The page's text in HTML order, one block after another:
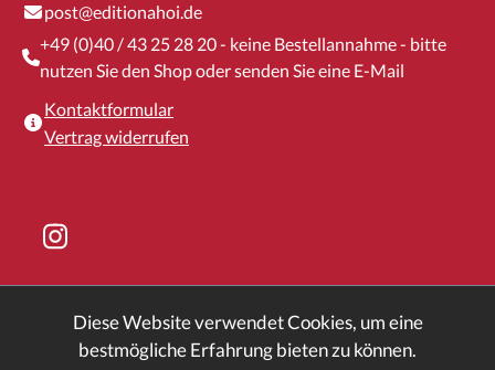
post@editionahoi.de
+49 (0)40 / 43 25 28 20 - keine Bestellannahme - bitte
nutzen Sie den Shop oder senden Sie eine E-Mail
Kontaktformular
Vertrag widerrufen
* Alle Preise inkl. gesetzl. Mehrwertsteuer zzgl.
und ggf. Nachnahmegebühren, wenn nicht
Diese Website verwendet Cookies, um eine
bestmögliche Erfahrung bieten zu können.